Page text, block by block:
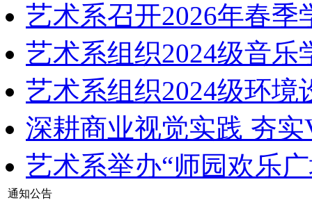
艺术系召开2026年春季
艺术系组织2024级音
艺术系组织2024级环
深耕商业视觉实践 夯
艺术系举办“师园欢乐
通知公告